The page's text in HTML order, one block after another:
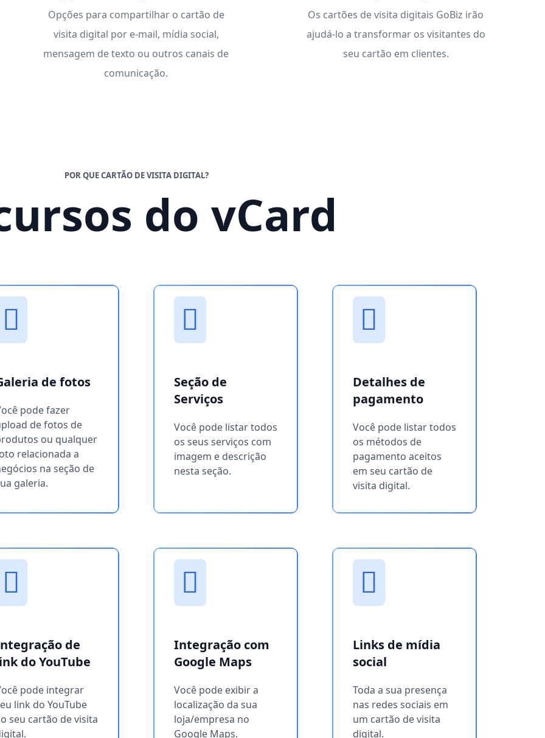
Opções para compartilhar o cartão de
visita digital por e-mail, mídia social,
mensagem de texto ou outros canais de
comunicação.
Os cartões de visita digitais GoBiz irão
ajudá-lo a transformar os visitantes do
seu cartão em clientes.
POR QUE CARTÃO DE VISITA DIGITAL?
do vCard
de fotos
pode fazer
de fotos de
ou qualquer
relacionada a
na seção de
galeria.
Seção de
Serviços
Você pode listar todos
os seus serviços com
imagem e descrição
nesta seção.
Detalhes de
pagamento
Você pode listar todos
os métodos de
pagamento aceitos
em seu cartão de
visita digital.
de
do YouTube
pode integrar
link do YouTube
seu cartão de visita
Integração com
Google Maps
Você pode exibir a
localização da sua
loja/empresa no
Google Maps.
Links de mídia
social
Toda a sua presença
nas redes sociais em
um cartão de visita
digital.